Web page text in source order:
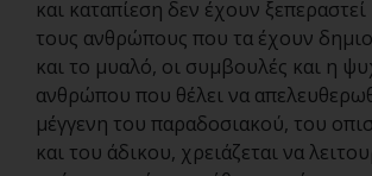
και καταπίεση δεν έχουν
τους ανθρώπους που τα έχουν
και το μυαλό, οι συμβουλές και η
ανθρώπου που θέλει να
μέγγενη του παραδοσιακού, του
και του άδικου, χρειάζεται να